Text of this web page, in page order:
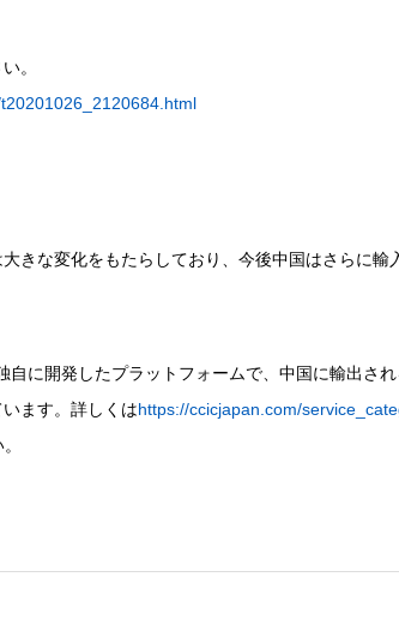
。
きな変化をもたらしており、今後中国はさらに輸
に開発したプラットフォームで、中国に輸出さ
ます。詳しくはhttps://ccicjapan.com/